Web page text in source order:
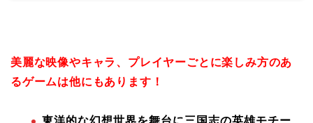
美麗な映像やキャラ、プレイヤーごとに楽しみ方のあ
るゲームは他にもあります！
東洋的な幻想世界を舞台に三国志の英雄モチー